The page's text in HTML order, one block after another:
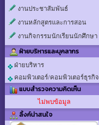
งานประชาสัมพันธ์
งานหลักสูตรและการสอน
งานกิจกรรมนักเรียนนักศึกษา
ฝ่ายบริหารและบุคลากร
ฝ่ายบริหาร
คอมพิวเตอร์/คอมพิวเตอร์ธุรกิจ
แบบสำรวจความคิดเห็น
ไม่พบข้อมูล
ลิ้งค์น่าสนใจ